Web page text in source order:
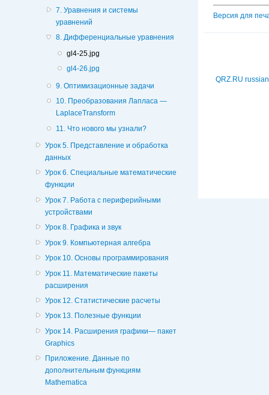
7. Уравнения и системы
уравнений
8. Дифференциальные уравнения
gl4-25.jpg
gl4-26.jpg
9. Оптимизационные задачи
10. Преобразования Лапласа —
LaplaceTransform
11. Что нового мы узнали?
Урок 5. Представление и обработка
данных
Урок 6. Специальные математические
функции
Урок 7. Работа с периферийными
устройствами
Урок 8. Графика и звук
Урок 9. Компьютерная алгебра
Урок 10. Основы программирования
Урок 11. Математические пакеты
расширения
Урок 12. Статистические расчеты
Урок 13. Полезные функции
Урок 14. Расширения графики— пакет
Graphics
Приложение. Данные по
дополнительным функциям
Mathematica
Версия для
QRZ.RU